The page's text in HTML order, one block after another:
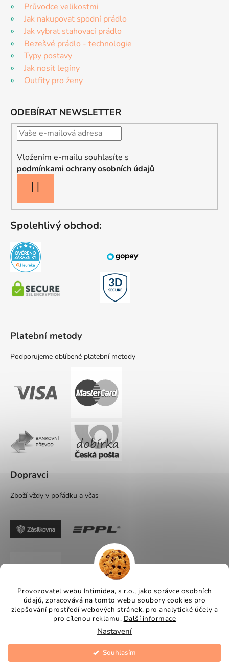
Provozovatel webu Intimidea, s.r.o., jako správce osobních
údajů, zpracovává na tomto webu soubory cookies pro
zlepšování prostředí webových stránek, pro analytické účely a
pro cílenou reklamu. Další informace
Nastavení
Souhlasím
Průvodce velikostmi
Jak nakupovat spodní prádlo
Jak vybrat stahovací prádlo
Bezešvé prádlo - technologie
Typy postavy
Jak nosit legíny
Outfity pro ženy
ODEBÍRAT NEWSLETTER
Vložením e-mailu souhlasíte s
podmínkami ochrany osobních údajů
SE
Spolehlivý obchod:
Platební metody
Podporujeme oblíbené platební metody
Dopravci
Zboží vždy v pořádku a včas